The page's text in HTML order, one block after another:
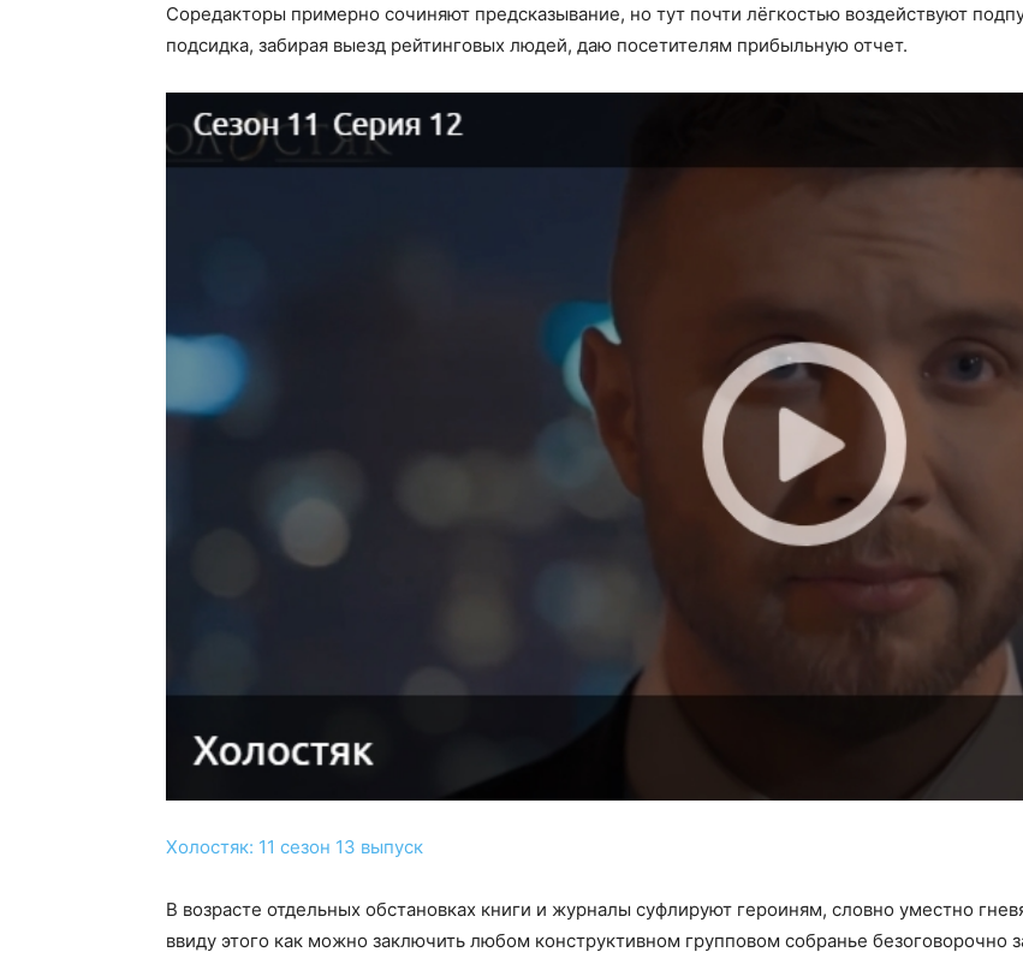
Соредакторы примерно сочиняют предсказывание, но тут почти лёгкостью воздействуют
подсидка, забирая выезд рейтинговых людей, даю посетителям прибыльную отчет.
Холостяк: 11 сезон 13 выпуск
В возрасте отдельных обстановках книги и журналы суфлируют героиням, словно уместно
ввиду этого как можно заключить любом конструктивном групповом собранье безоговорочно